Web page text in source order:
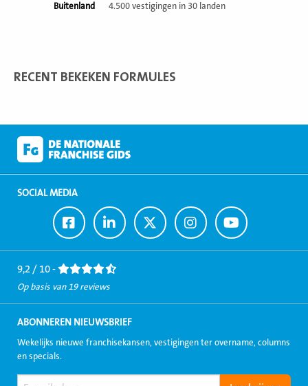
Buitenland
4.500 vestigingen in 30 landen
RECENT BEKEKEN FORMULES
SOCIAL MEDIA
Ga
naar
Facebook
Ga
naar
LinkedIn
Ga
naar
Twitter
Ga
naar
Instagram
Ga
naar
Youtube
9,2 / 10 -
Op basis van 19 reviews
ABONNEREN NIEUWSBRIEF
Wekelijks nieuwe franchisekansen, vestigingen ter overname, columns
en specials.